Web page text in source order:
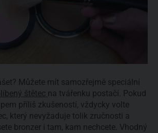
Můžete mít samozřejmě speciální
štětec na tvářenku postačí. Pokud
příliš zkušeností, vždycky volte
který nevyžaduje tolik zručnosti a
bronzer i tam, kam nechcete. Vhodný